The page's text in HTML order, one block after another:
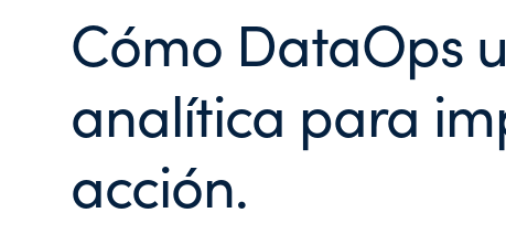
Cómo DataOps
analítica para
acción.